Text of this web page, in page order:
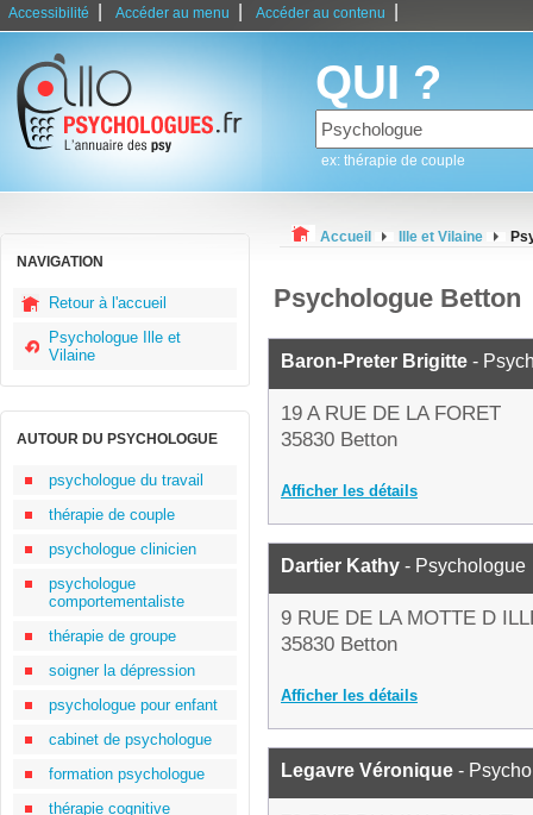
Accessibilité Accéder au menu Accéder au contenu
QUI ?
ex: thérapie de couple
NAVIGATION
Retour à l'accueil
Psychologue Ille et
Vilaine
AUTOUR DU PSYCHOLOGUE
psychologue du travail
thérapie de couple
psychologue clinicien
psychologue
comportementaliste
thérapie de groupe
soigner la dépression
psychologue pour enfant
cabinet de psychologue
formation psychologue
thérapie cognitive
Accueil Ille et Vilaine
Psychologue Betton
Baron-Preter Brigitte -
19 A RUE DE LA FORET
35830 Betton
Afficher les détails
Dartier Kathy - Psychologue
9 RUE DE LA MOTTE D
35830 Betton
Afficher les détails
Legavre Véronique -